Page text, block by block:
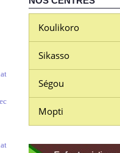
Koulikoro
Sikasso
Ségou
Mopti